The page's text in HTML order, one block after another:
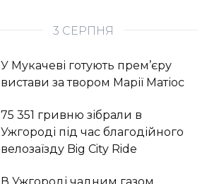
3 СЕРПНЯ
У Мукачеві готують прем’єру
вистави за твором Марії Матіос
75 351 гривню зібрали в
Ужгороді під час благодійного
велозаїзду Big Сity Ride